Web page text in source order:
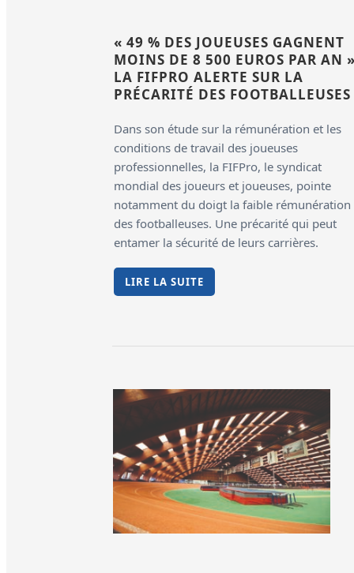
« 49 % DES JOUEUSES GAGNENT
MOINS DE 8 500 EUROS PAR AN
LA FIFPRO ALERTE SUR LA
PRÉCARITÉ DES FOOTBALLEUSES
Dans son étude sur la rémunération et les
conditions de travail des joueuses
professionnelles, la FIFPro, le syndicat
mondial des joueurs et joueuses, pointe
notamment du doigt la faible rémunération
des footballeuses. Une précarité qui peut
entamer la sécurité de leurs carrières.
LIRE LA SUITE